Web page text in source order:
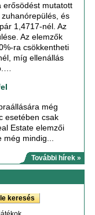
erősödést mutatott
és
1,4717-nél. Az
Az elemzők
ra csökkentheti
míg ellenállás
még
esetében csak
Estate elemzői
mindig...
További hírek »